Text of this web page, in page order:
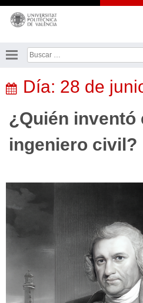
Saltar
contenido
Buscar:
Día: 28 de
¿Quién inventó
ingeniero civil?